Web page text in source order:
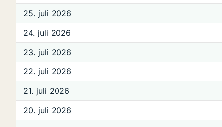
25. juli 2026
24. juli 2026
23. juli 2026
22. juli 2026
21. juli 2026
20. juli 2026